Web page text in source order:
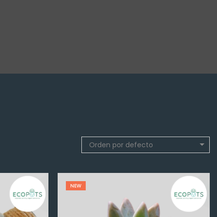
Orden por defecto
NEW